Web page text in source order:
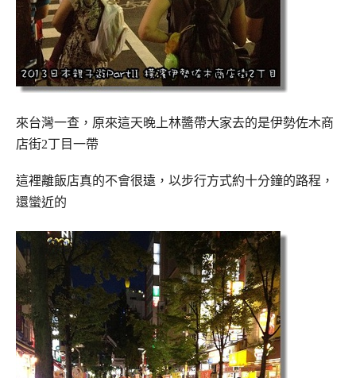
來台灣一查，原來這天晚上林醬帶大家去的是伊勢佐木商
店街2丁目一帶
這裡離飯店真的不會很遠，以步行方式約十分鐘的路程，
還蠻近的